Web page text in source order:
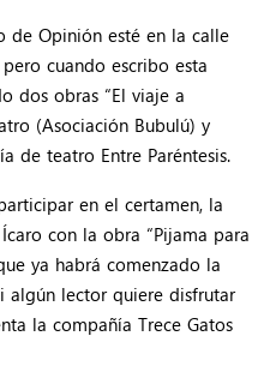
de Opinión esté en la calle
cuando escribo esta
dos obras “El viaje a
(Asociación Bubulú) y
de teatro Entre Paréntesis.
en el certamen, la
con la obra “Pijama para
ya habrá comenzado la
algún lector quiere disfrutar
la compañía Trece Gatos